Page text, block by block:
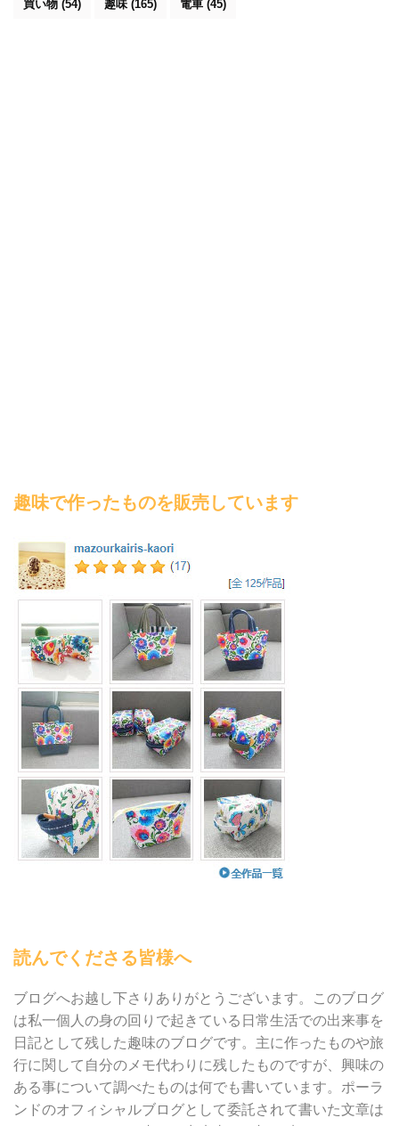
買い物 (54) 趣味(165) 電車 (45)
趣味で作ったものを販売しています
読んでくださる皆様へ
ブログへお越し下さりありがとうございます。このブログ
は私一個人の身の回りで起きている日常生活での出来事を
日記として残した趣味のブログです。主に作ったものや旅
行に関して自分のメモ代わりに残したものですが、興味の
ある事について調べたものは何でも書いています。ポーラ
ンドのオフィシャルブログとして委託されて書いた文章は